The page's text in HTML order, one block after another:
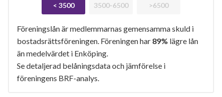
< 3500 3500-6500 >6500
Föreningslån är medlemmarnas gemensamma skuld i
bostadsrättsföreningen. Föreningen har 89% lägre lån
än medelvärdet i Enköping.
Se detaljerad belåningsdata och jämförelse i
föreningens BRF-analys.